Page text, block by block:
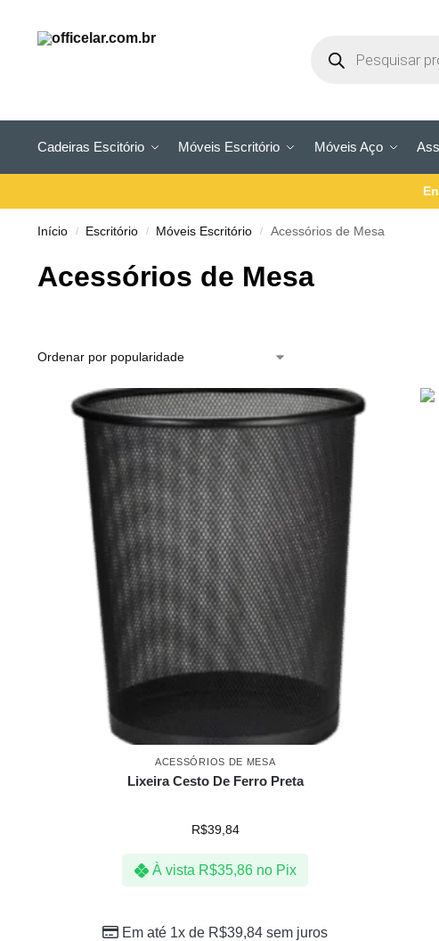
Cadeiras Escitório Móveis Escritório Móveis Aço
Início / Escritório / Móveis Escritório / Acessórios de Mesa
Acessórios de Mesa
ACESSÓRIOS DE MESA
Lixeira Cesto De Ferro Preta
R$39,84
À vista R$35,86 no Pix
Em até 1x de R$39,84 sem juros